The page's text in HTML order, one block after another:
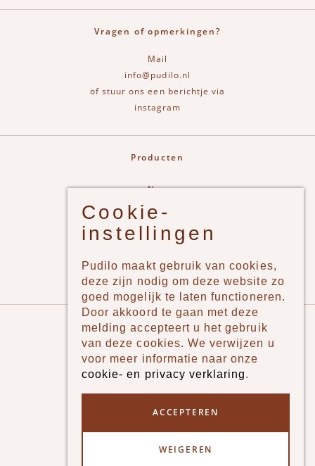
Vragen of opmerkingen?
Mail
info@pudilo.nl
of stuur ons een berichtje via
instagram
Producten
New
Jongens
Meisjes
Merken
Pudilo
Over ons
Algemene voorwaarden
Klantenservice - Ruilen & Retourneren
Cookie-
instellingen
Pudilo maakt gebruik van cookies,
deze zijn nodig om deze website zo
goed mogelijk te laten functioneren.
Door akkoord te gaan met deze
melding accepteert u het gebruik
van deze cookies. We verwijzen u
voor meer informatie naar onze
cookie- en privacy verklaring.
ACCEPTEREN
WEIGEREN